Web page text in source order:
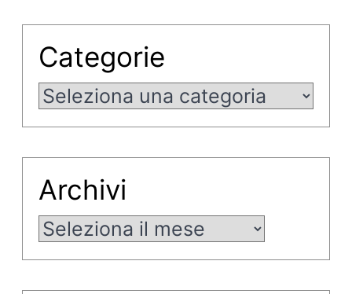
Categorie
Categorie
Archivi
Archivi